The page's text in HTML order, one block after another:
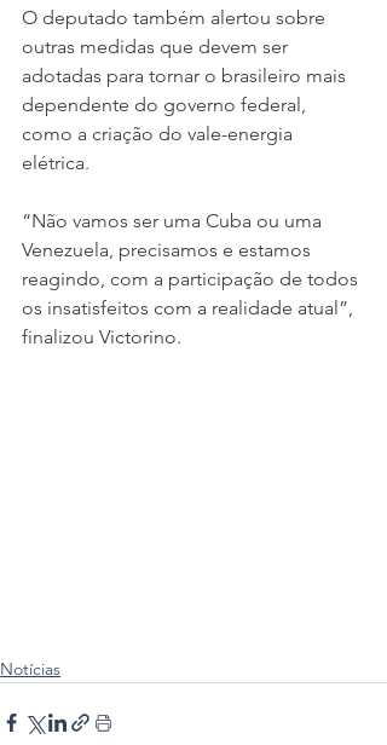
O deputado também alertou sobre
outras medidas que devem ser
adotadas para tornar o brasileiro mais
dependente do governo federal,
como a criação do vale-energia
elétrica.
“Não vamos ser uma Cuba ou uma
Venezuela, precisamos e estamos
reagindo, com a participação de todos
os insatisfeitos com a realidade atual”,
finalizou Victorino.
Notícias